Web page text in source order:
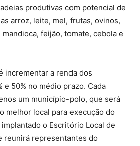
produtivas com potencial de
arroz, leite, mel, frutas, ovinos,
feijão, tomate, cebola e
incrementar a renda dos
50% no médio prazo. Cada
um município-polo, que será
melhor local para execução do
o Escritório Local de
reunirá representantes do